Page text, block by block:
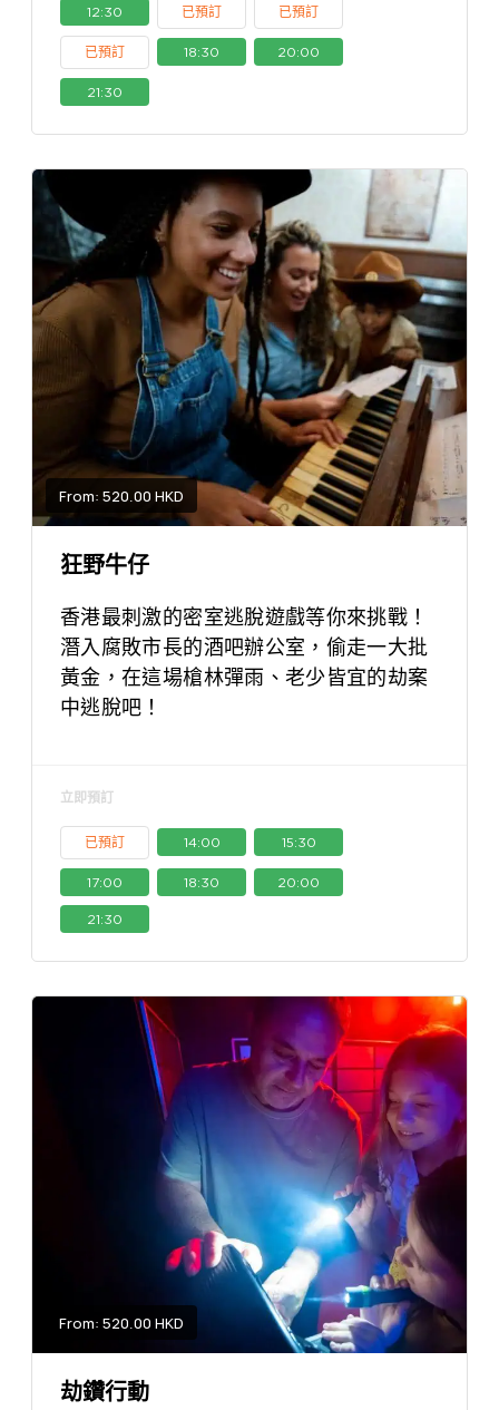
12:30 已預訂 已預訂
已預訂 18:30 20:00
21:30
From: 520.00 HKD
狂野牛仔
香港最刺激的密室逃脫遊戲等你來挑戰！
潛入腐敗市長的酒吧辦公室，偷走一大批
黃金，在這場槍林彈雨、老少皆宜的劫案
中逃脫吧！
立即預訂
已預訂 14:00 15:30
17:00 18:30 20:00
21:30
From: 520.00 HKD
劫鑽行動